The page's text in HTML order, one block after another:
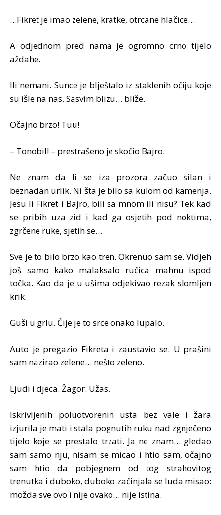
…Fikret je imao zelene, kratke, otrcane hlačice…
A odjednom pred nama je ogromno crno tijelo
aždahe.
Ili nemani. Sunce je blještalo iz staklenih očiju koje
su išle na nas. Sasvim blizu… bliže.
Očajno brzo! Tuu!
– Tonobil! – prestrašeno je skočio Bajro.
Ne znam da li se iza prozora začuo silan i
beznadan urlik. Ni šta je bilo sa kulom od kamenja.
Jesu li Fikret i Bajro, bili sa mnom ili nisu? Tek kad
se pribih uza zid i kad ga osjetih pod noktima,
zgrčene ruke, sjetih se…
Sve je to bilo brzo kao tren. Okrenuo sam se. Vidjeh
još samo kako malaksalo ručica mahnu ispod
točka. Kao da je u ušima odjekivao rezak slomljen
krik.
Guši u grlu. Čije je to srce onako lupalo.
Auto je pregazio Fikreta i zaustavio se. U prašini
sam nazirao zelene… nešto zeleno.
Ljudi i djeca. Žagor. Užas.
Iskrivljenih poluotvorenih usta bez vale i žara
izjurila je mati i stala pognutih ruku nad zgnječeno
tijelo koje se prestalo trzati. Ja ne znam… gledao
sam samo nju, nisam se micao i htio sam, očajno
sam htio da pobjegnem od tog strahovitog
trenutka i duboko, duboko začinjala se luda misao:
možda sve ovo i nije ovako… nije istina.